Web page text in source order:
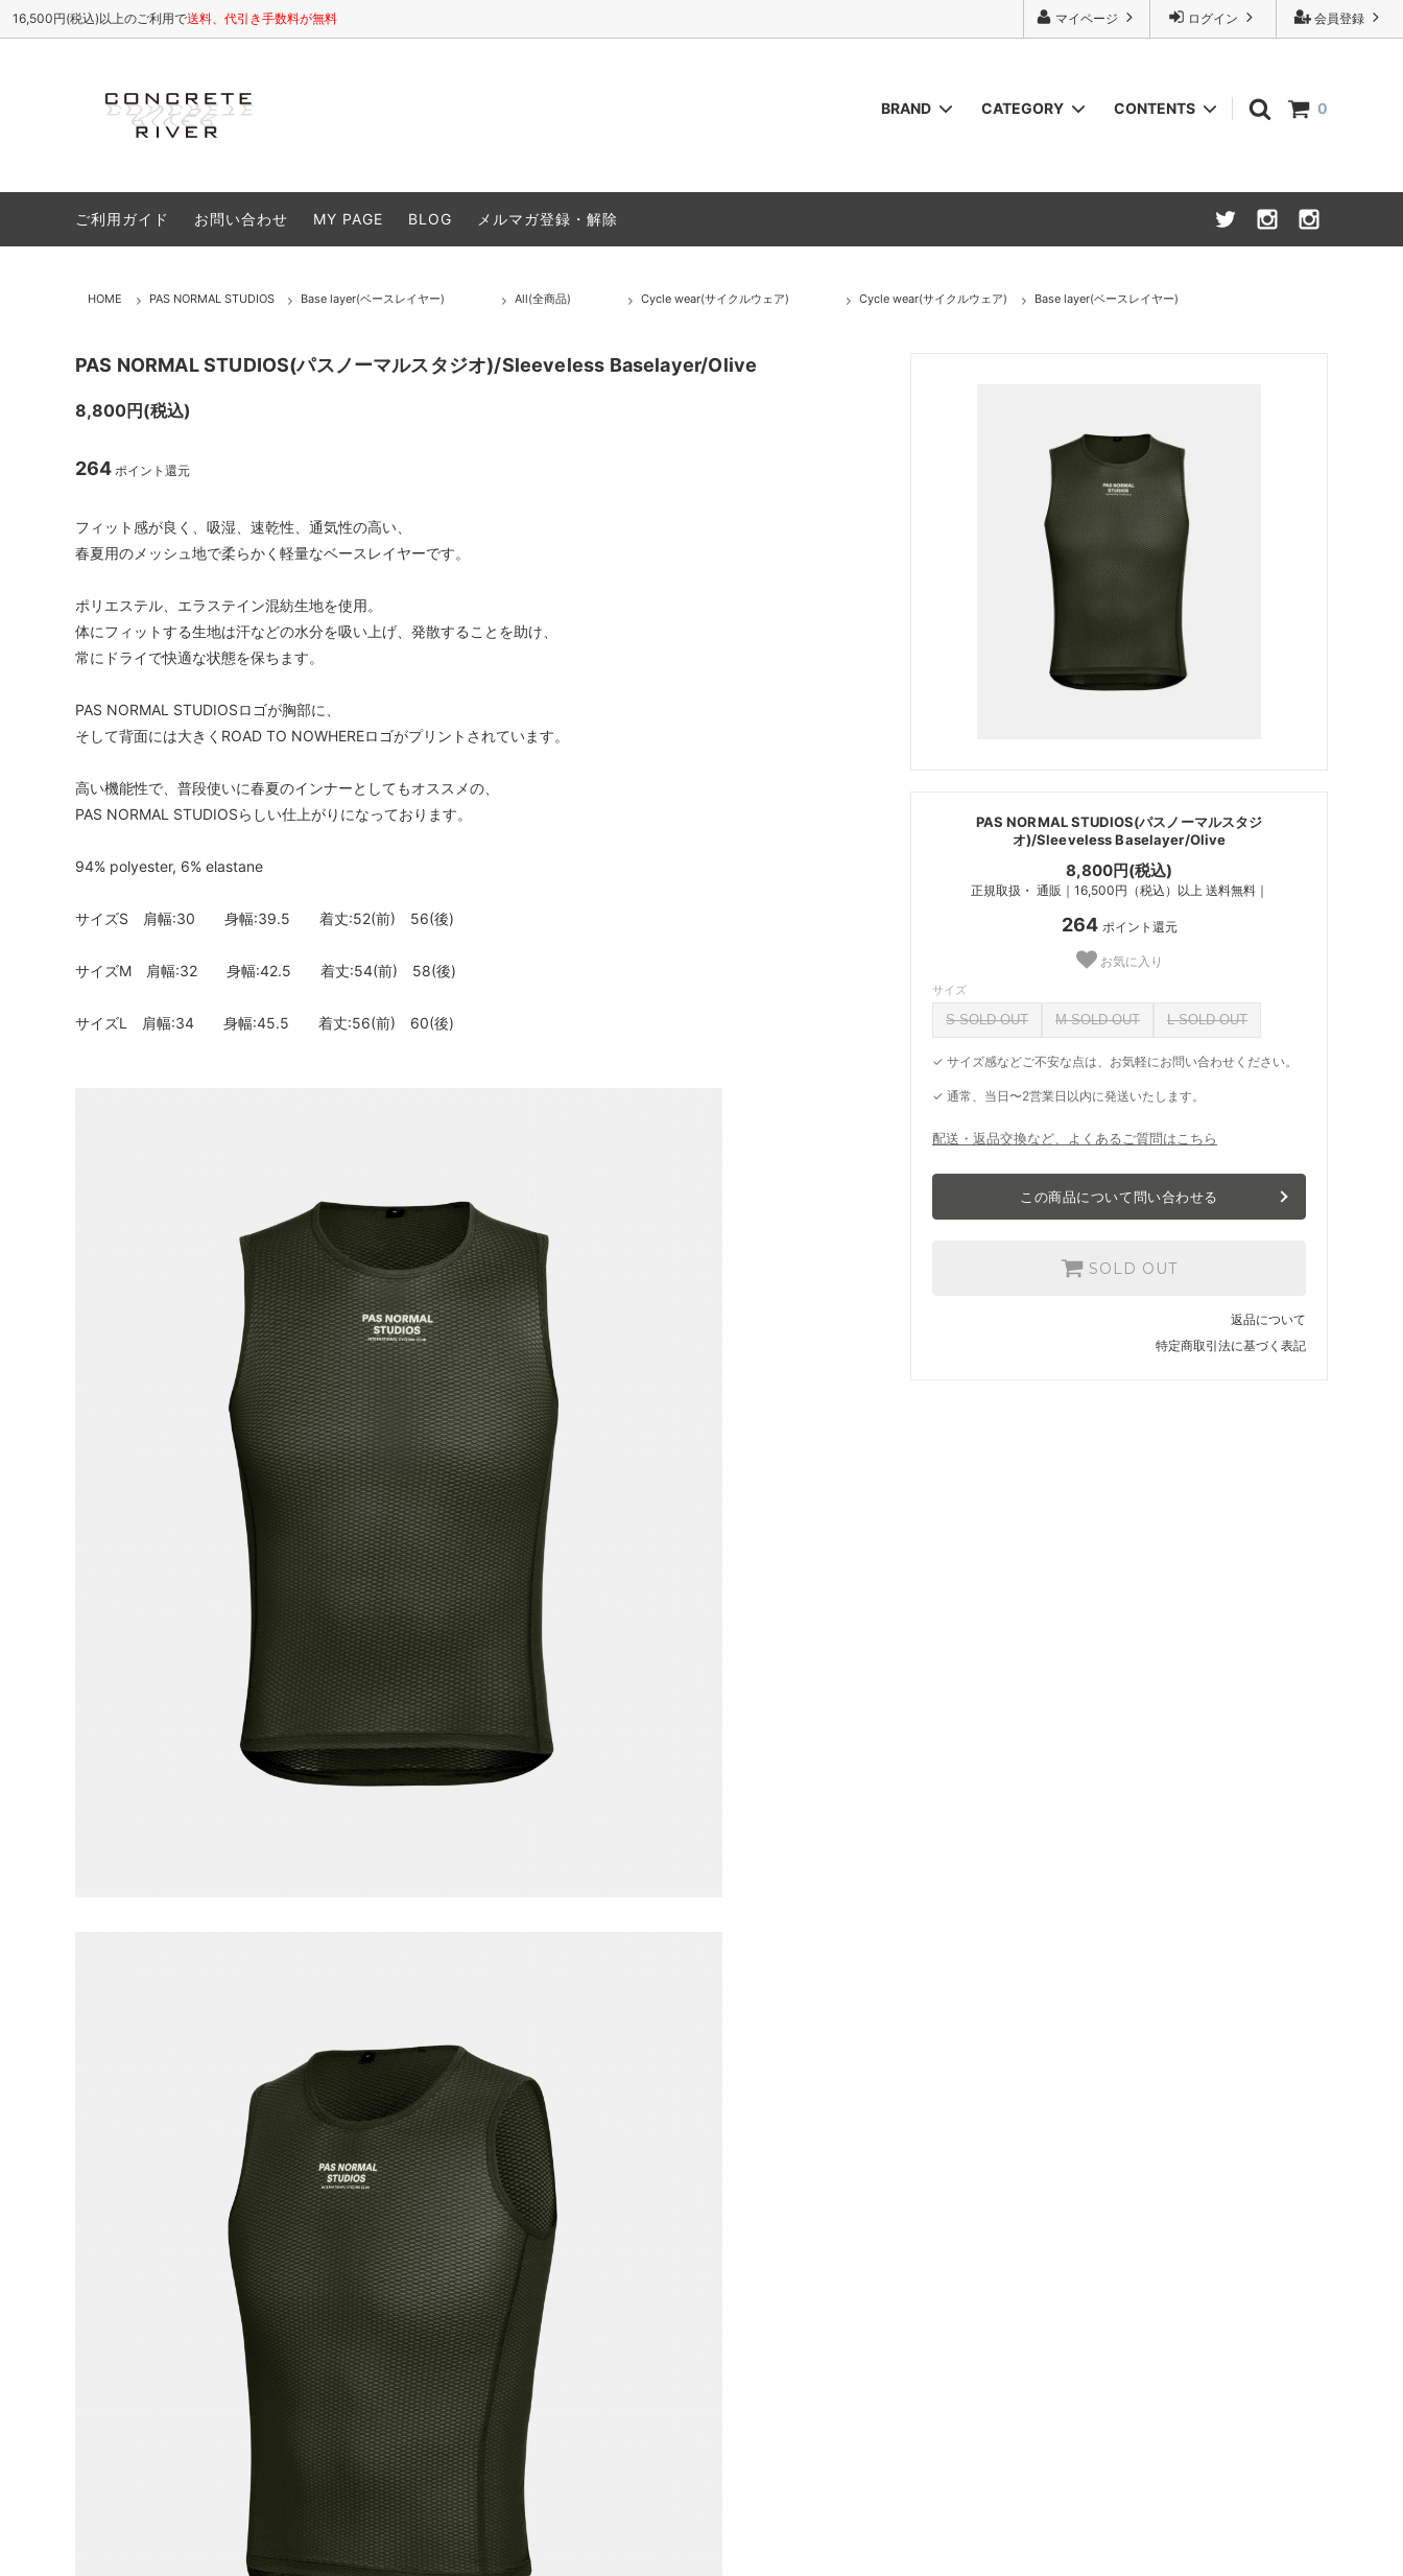
会員登録
ログイン
マイページ
16,500円(税込)以上のご利用で送料、代引き手数料が無料
0
BRAND
cheeba cheeba records VIVIFY
CATEGORY
Cutsew(カットソー) Shirts(シャツ) Bottoms(ボトム,パンツ類)
Accessory(アクセサリー) Goods(グッズ) Socks(ソックス,靴下) Cycle wear(サイクルウェア)
CONTENTS
ご利用ガイド お問い合わせ MY PAGE BLOG メルマガ登録・解除
HOME PAS NORMAL STUDIOS Base layer(ベースレイヤー) All(全商品) Cycle wear(サイクルウェア) Cycle wear(サイクルウェア) Base layer(ベースレイヤー)
PAS NORMAL STUDIOS(パスノーマルスタジ
オ)/Sleeveless Baselayer/Olive
8,800円(税込)
正規取扱・ 通販｜16,500円（税込）以上 送料無料｜
264 ポイント還元
お気に入り
サイズ
S SOLD OUT M SOLD OUT L SOLD OUT
✓ サイズ感などご不安な点は、お気軽にお問い合わせください。
✓ 通常、当日〜2営業日以内に発送いたします。
配送・返品交換など、よくあるご質問はこちら
この商品について問い合わせる
SOLD OUT
返品について
特定商取引法に基づく表記
PAS NORMAL STUDIOS(パスノーマルスタジオ)/Sleeveless Baselayer/Olive
8,800円(税込)
264 ポイント還元
フィット感が良く、吸湿、速乾性、通気性の高い、
春夏用のメッシュ地で柔らかく軽量なベースレイヤーです。
ポリエステル、エラステイン混紡生地を使用。
体にフィットする生地は汗などの水分を吸い上げ、発散することを助け、
常にドライで快適な状態を保ちます。
PAS NORMAL STUDIOSロゴが胸部に、
そして背面には大きくROAD TO NOWHEREロゴがプリントされています。
高い機能性で、普段使いに春夏のインナーとしてもオススメの、
PAS NORMAL STUDIOSらしい仕上がりになっております。
94% polyester, 6% elastane
サイズS 肩幅:30 身幅:39.5 着丈:52(前) 56(後)
サイズM 肩幅:32 身幅:42.5 着丈:54(前) 58(後)
サイズL 肩幅:34 身幅:45.5 着丈:56(前) 60(後)